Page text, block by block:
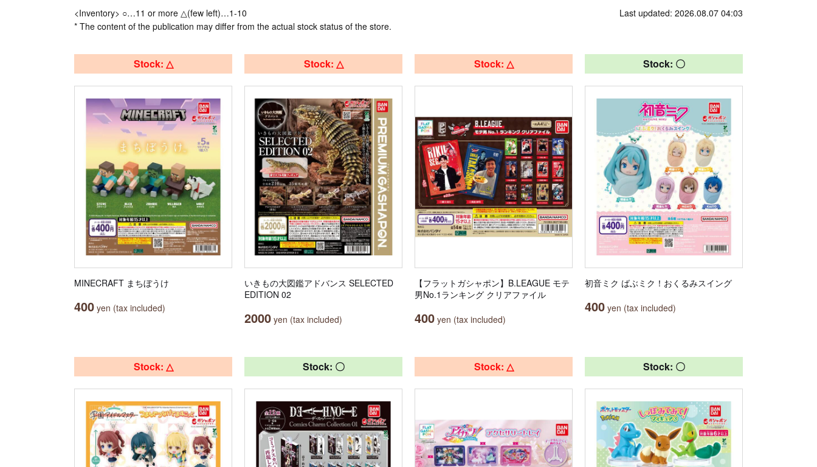
<Inventory> ○…11 or more △(few left)…1-10
* The content of the publication may differ from the actual stock status of the store.
Last updated: 2026.08.07 04:03
Stock: △
MINECRAFT まちぼうけ
400 yen (tax included)
Stock: △
いきもの大図鑑アドバンス SELECTED
EDITION 02
2000 yen (tax included)
Stock: △
【フラットガシャポン】B.LEAGUE モテ
男No.1ランキング クリアファイル
400 yen (tax included)
Stock: 〇
初音ミク ばぶミク！おくるみスイング
400 yen (tax included)
Stock: △ Stock: 〇 Stock: △ Stock: 〇